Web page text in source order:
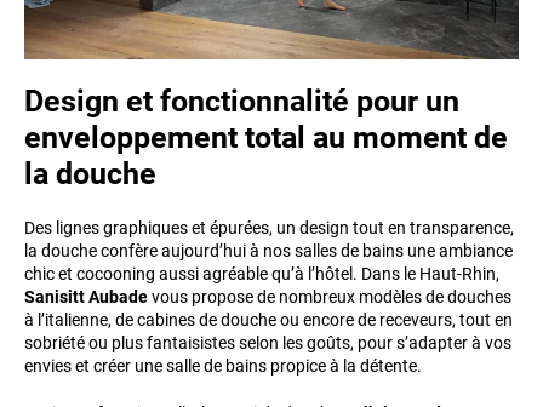
Design et fonctionnalité pour un
enveloppement total au moment de
la douche
Des lignes graphiques et épurées, un design tout en transparence,
la douche confère aujourd’hui à nos salles de bains une ambiance
chic et cocooning aussi agréable qu’à l’hôtel. Dans le Haut-Rhin,
Sanisitt Aubadevous propose de nombreux modèles de douches
à l’italienne, de cabines de douche ou encore de receveurs, tout en
sobriété ou plus fantaisistes selon les goûts, pour s’adapter à vos
envies et créer une salle de bains propice à la détente.